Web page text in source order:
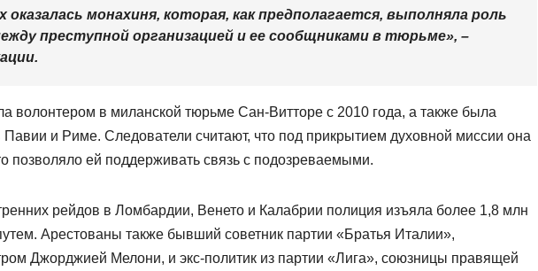
оказалась монахиня, которая, как предполагается, выполняла роль
преступной организацией и ее сообщниками в тюрьме», –
волонтером в миланской тюрьме Сан-Витторе с 2010 года, а также была
и Риме. Следователи считают, что под прикрытием духовной миссии она
позволяло ей поддерживать связь с подозреваемыми.
рейдов в Ломбардии, Венето и Калабрии полиция изъяла более 1,8 млн
Арестованы также бывший советник партии «Братья Италии»,
Джорджией Мелони, и экс-политик из партии «Лига», союзницы правящей